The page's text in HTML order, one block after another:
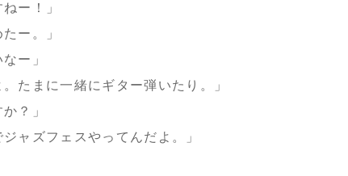
ー！」
ー。」
ー」
たまに一緒にギター弾いたり。」
？」
ャズフェスやってんだよ。」